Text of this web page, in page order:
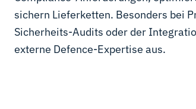
sichern Lieferketten. Besonders bei
Sicherheits-Audits oder der
externe Defence-Expertise aus.